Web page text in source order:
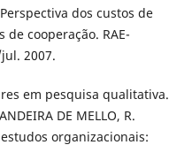
Perspectiva dos custos de
cooperação. RAE-
2007.
em pesquisa qualitativa.
DE MELLO, R.
organizacionais: